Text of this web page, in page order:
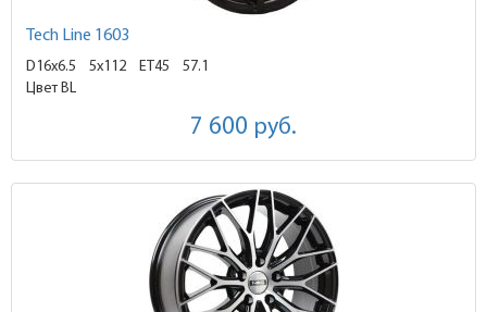
Tech Line 1603
D16x6.5 5x112 ET45
57.1
Цвет BL
7 600 руб.